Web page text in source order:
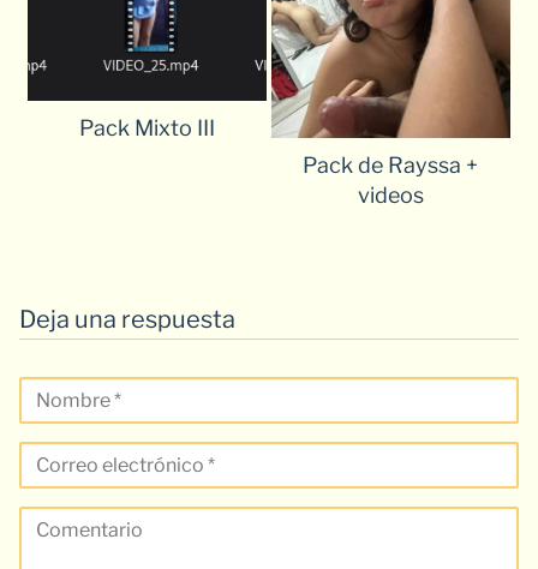
Pack Mixto III
Pack de Rayssa +
videos
Deja una respuesta